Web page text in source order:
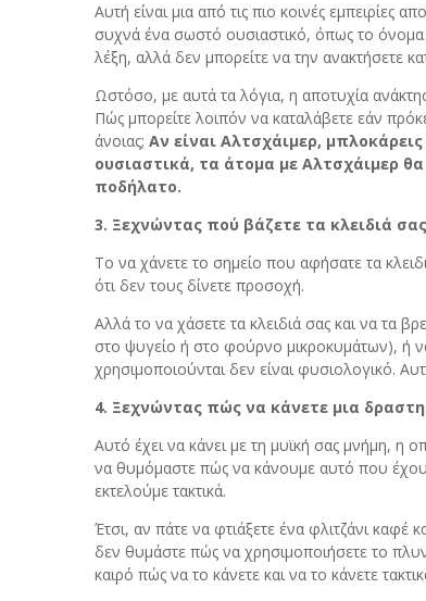
Αυτή είναι μια από τις πιο κοινές εμπειρίες
συχνά ένα σωστό ουσιαστικό, όπως το όνομα
λέξη, αλλά δεν μπορείτε να την ανακτήσετε
Ωστόσο, με αυτά τα λόγια, η αποτυχία
Πώς μπορείτε λοιπόν να καταλάβετε εάν
άνοιας; Αν είναι Αλτσχάιμερ,
ουσιαστικά, τα άτομα με Αλτσχάιμερ
ποδήλατο.
3. Ξεχνώντας πού βάζετε τα κλειδιά
Το να χάνετε το σημείο που αφήσατε τα
ότι δεν τους δίνετε προσοχή.
Αλλά το να χάσετε τα κλειδιά σας και να τα
στο ψυγείο ή στο φούρνο μικροκυμάτων), ή
χρησιμοποιούνται δεν είναι φυσιολογικό.
4. Ξεχνώντας πώς να κάνετε μια
Αυτό έχει να κάνει με τη μυϊκή σας μνήμη, η
να θυμόμαστε πώς να κάνουμε αυτό που
εκτελούμε τακτικά.
Έτσι, αν πάτε να φτιάξετε ένα φλιτζάνι
δεν θυμάστε πώς να χρησιμοποιήσετε το
καιρό πώς να το κάνετε και να το κάνετε